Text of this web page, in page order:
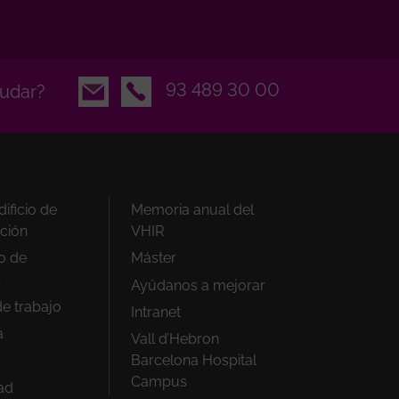
Email 93 489 30 00
de
de
trabajo
Memoria anual del
VHIR
Máster
Ayúdanos a mejorar
Intranet
Vall d’Hebron
Barcelona Hospital
Campus